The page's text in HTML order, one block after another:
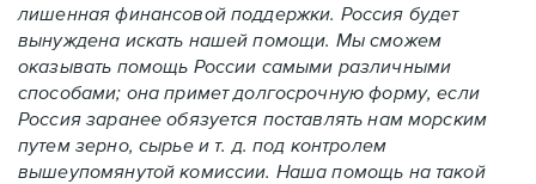
лишенная финансовой поддержки. Россия будет
вынуждена искать нашей помощи. Мы сможем
оказывать помощь России самыми различными
способами; она примет долгосрочную форму, если
Россия заранее обязуется поставлять нам морским
путем зерно, сырье и т. д. под контролем
вышеупомянутой комиссии. Наша помощь на такой